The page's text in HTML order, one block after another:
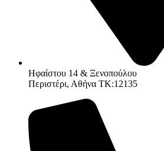
Ηφαίστου 14 & Ξενοπούλου
Περιστέρι, Αθήνα ΤΚ:12135